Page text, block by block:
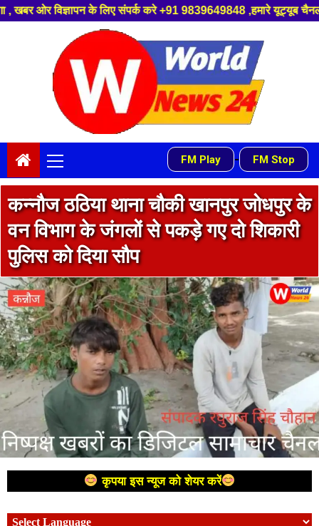
करे +91 9839649848 ,हमारे यूट्यूब चैनल को सबस्क्राइब करें, साथ
Menu
FM Play - FM Stop
कन्नौज ठठिया थाना चौकी खानपुर जोधपुर के
वन विभाग के जंगलों से पकड़े गए दो शिकारी
पुलिस को दिया सौप
कृपया इस न्यूज को शेयर करें